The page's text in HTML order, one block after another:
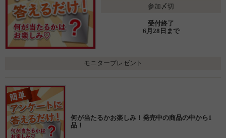
参加〆切
受付終了
6月28日まで
モニタープレゼント
何が当たるかお楽しみ！発売中の商品の中から1
品！